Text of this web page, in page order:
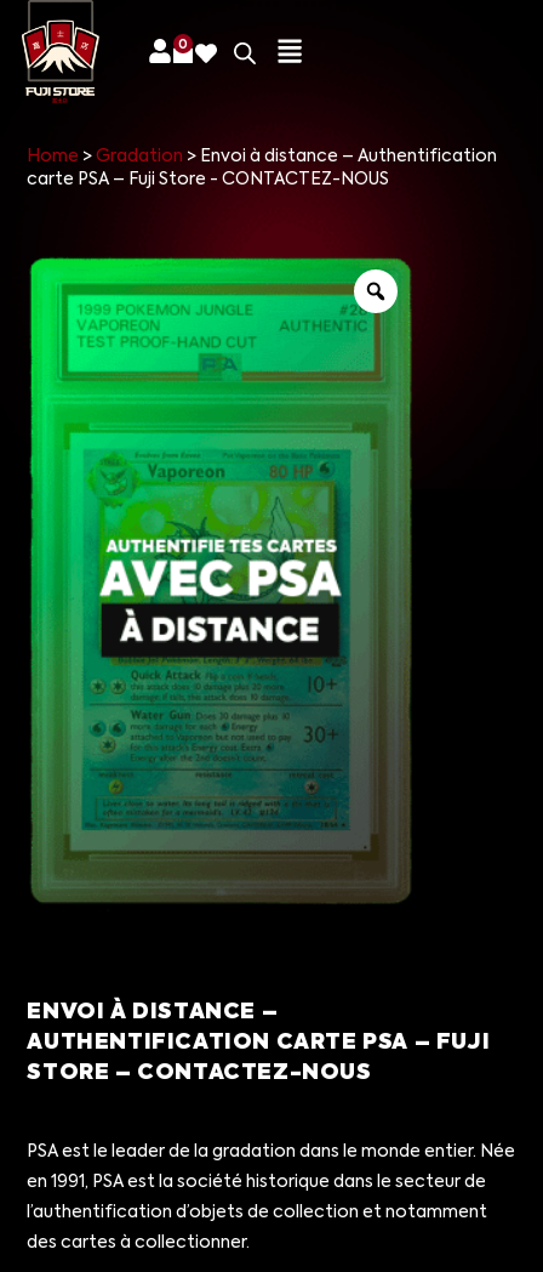
0
Home >Gradation > Envoi à distance – Authentification
carte PSA – Fuji Store - CONTACTEZ-NOUS
ENVOI À DISTANCE –
AUTHENTIFICATION CARTE PSA – FUJI
STORE – CONTACTEZ-NOUS
PSA est le leader de la gradation dans le monde entier. Née
en 1991, PSA est la société historique dans le secteur de
l’authentification d’objets de collection et notamment
des cartes à collectionner.